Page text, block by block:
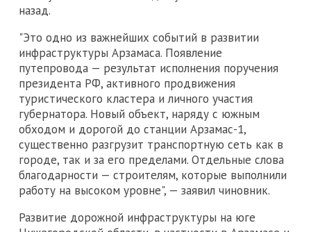
назад.
"Это одно из важнейших событий в развитии
инфраструктуры Арзамаса. Появление
путепровода — результат исполнения поручения
президента РФ, активного продвижения
туристического кластера и личного участия
губернатора. Новый объект, наряду с южным
обходом и дорогой до станции Арзамас-1,
существенно разгрузит транспортную сеть как в
городе, так и за его пределами. Отдельные слова
благодарности — строителям, которые выполнили
работу на высоком уровне", — заявил чиновник.
Развитие дорожной инфраструктуры на юге